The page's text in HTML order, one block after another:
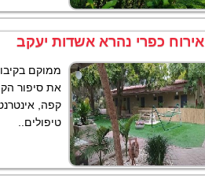
אירוח כפרי נהרא אשדות יעקב
את סיפור
קפה,
טיפולים..